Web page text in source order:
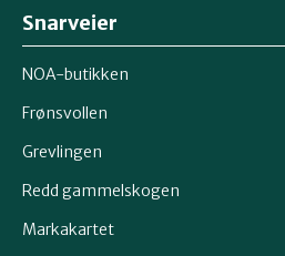
Snarveier
NOA-butikken
Frønsvollen
Grevlingen
Redd gammelskogen
Markakartet